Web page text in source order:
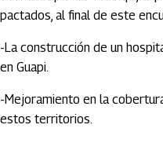
pactados, al final de este
-La construcción de un
en Guapi.
-Mejoramiento en la
estos territorios.